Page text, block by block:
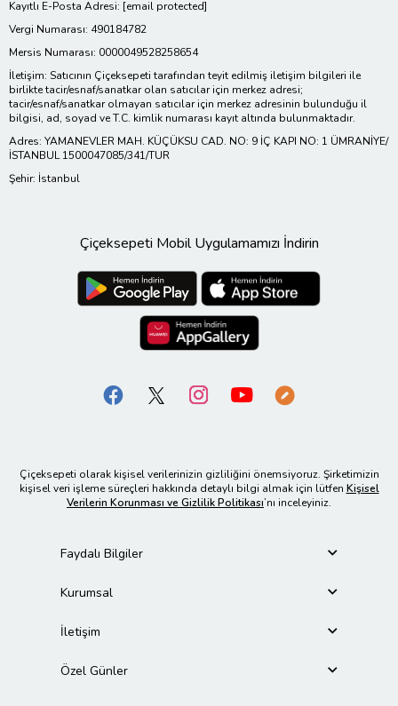
Kayıtlı E-Posta Adresi: [email protected]
Vergi Numarası: 490184782
Mersis Numarası: 0000049528258654
İletişim: Satıcının Çiçeksepeti tarafından teyit edilmiş iletişim bilgileri ile
birlikte tacir/esnaf/sanatkar olan satıcılar için merkez adresi;
tacir/esnaf/sanatkar olmayan satıcılar için merkez adresinin bulunduğu il
bilgisi, ad, soyad ve T.C. kimlik numarası kayıt altında bulunmaktadır.
Adres: YAMANEVLER MAH. KÜÇÜKSU CAD. NO: 9 İÇ KAPI NO: 1 ÜMRANİYE/
İSTANBUL 1500047085/341/TUR
Şehir: İstanbul
Çiçeksepeti Mobil Uygulamamızı İndirin
Çiçeksepeti olarak kişisel verilerinizin gizliliğini önemsiyoruz. Şirketimizin
kişisel veri işleme süreçleri hakkında detaylı bilgi almak için lütfen Kişisel
Verilerin Korunması ve Gizlilik Politikası’nı inceleyiniz.
Faydalı Bilgiler
Kurumsal
İletişim
Özel Günler